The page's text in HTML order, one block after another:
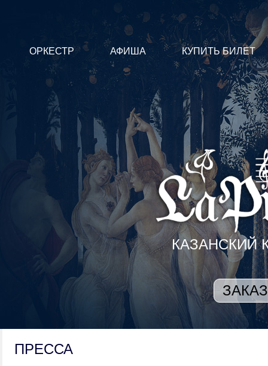
ОРКЕСТР АФИША КУПИТЬ БИЛЕТ
КАЗАНСКИЙ
ПРЕССА